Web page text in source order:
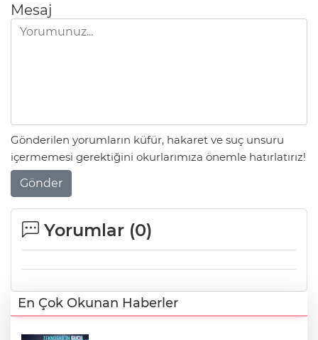
Mesaj
Gönderilen yorumların küfür, hakaret ve suç unsuru
içermemesi gerektiğini okurlarımıza önemle hatırlatırız!
Gönder
Yorumlar (0)
En Çok Okunan Haberler